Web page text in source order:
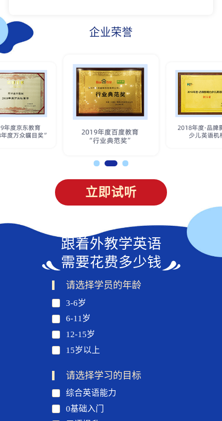
企业荣誉
立即试听
跟着外教学英语
需要花费多少钱
请选择学员的年龄
3-6岁
6-11岁
12-15岁
15岁以上
请选择学习的目标
综合英语能力
0基础入门